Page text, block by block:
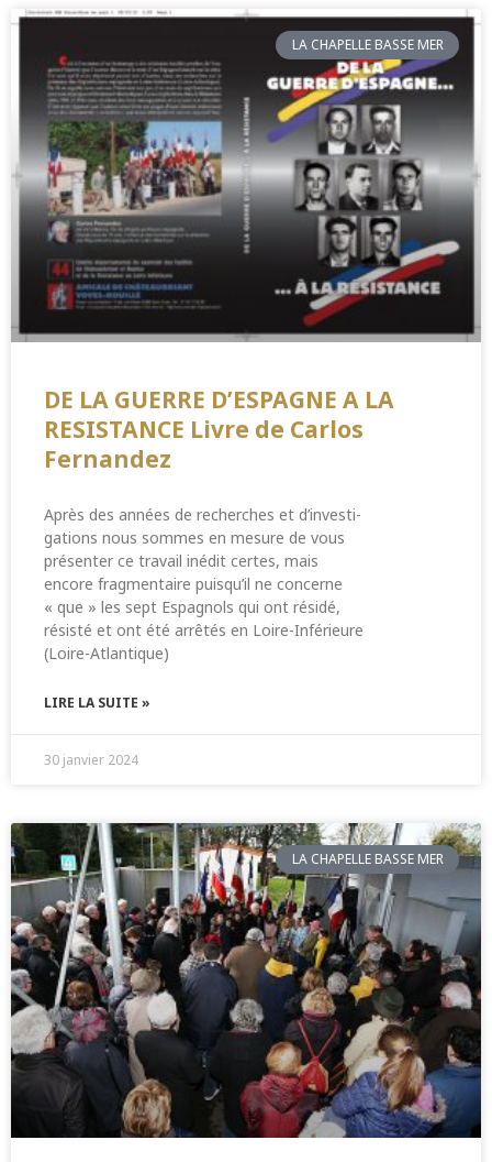
LA CHAPELLE BASSE MER
DE LA GUERRE D’ESPAGNE A LA
RESISTANCE Livre de Carlos
Fernandez
Après des années de recherches et d’investi-
gations nous sommes en mesure de vous
présenter ce travail inédit certes, mais
encore fragmentaire puisqu’il ne concerne
« que » les sept Espagnols qui ont résidé,
résisté et ont été arrêtés en Loire-Inférieure
(Loire-Atlantique)
LIRE LA SUITE »
30 janvier 2024
LA CHAPELLE BASSE MER